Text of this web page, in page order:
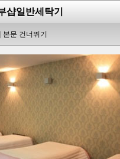
샵일반세탁기
본문 건너뛰기